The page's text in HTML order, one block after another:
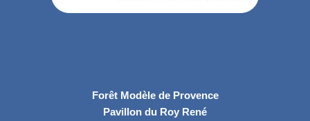
Forêt Modèle de Provence
Pavillon du Roy René